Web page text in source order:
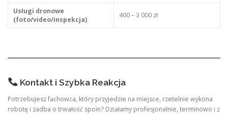
Usługi dronowe
(foto/video/inspekcja)
400 – 3 000 zł
Kontakt i Szybka Reakcja
Potrzebujesz fachowca, który przyjedzie na miejsce, rzetelnie wykona
robotę i zadba o trwałość spoin? Działamy profesjonalnie, terminowo i z